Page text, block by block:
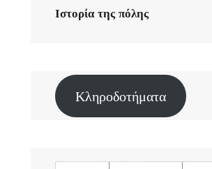
Ιστορία της πόλης
Κληροδοτήματα